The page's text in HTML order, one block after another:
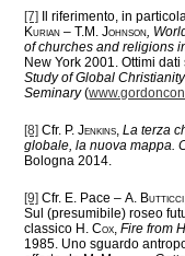
[7] Il riferimento, in
Kurian – T.M. Johnson ,
of churches and religions
New York 2001. Ottimi
Study of Global Christianity
Seminary(
[8] Cfr. P. Jenkins ,La terza
globale, la nuova mappa.
Bologna 2014.
[9] Cfr. E. Pace –A. Butticci
Sul (presumibile) roseo
classico H. Cox ,Fire from
1985. Uno sguardo